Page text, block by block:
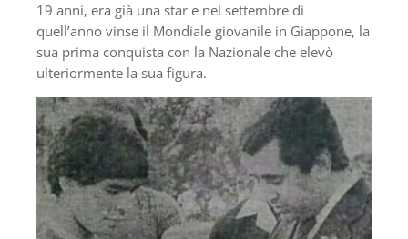
19 anni, era già una star e nel settembre di
quell’anno vinse il Mondiale giovanile in Giappone, la
sua prima conquista con la Nazionale che elevò
ulteriormente la sua figura.